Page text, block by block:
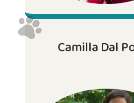
Cinofilo ENCI, Master
Camilla Dal